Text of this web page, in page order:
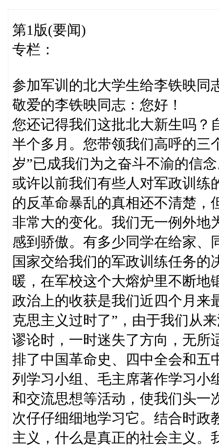
第1版(要闻)
专栏：
参加军训的北大学生给李铁映同
敬爱的李铁映同志：您好！
您还记得我们这批北大新生吗？
半个多月。您带领我们高呼的三
岁”已成我们为之奋斗不渝的信
或许以前我们有些人对军政训练
的反革命暴乱的真相还不清楚，
非常大的变化。我们无一例外地
感到骄傲。有多少同学在给家、
国家交给我们的军政训练任务
暖，在军校这个大熔炉里不断地
政治上的收获是我们近四个月来
克思主义过时了”，由于我们从
谬论时，一时迷失了方向，无所
排了中国革命史、四中全会和五
列学习小组、毛主席著作学习小
和交流思想等活动，使我们头一
次仔仔细细地学习它。结合时政
主义，什么是真正的社会主义。